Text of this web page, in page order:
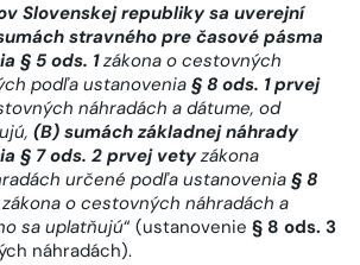
Slovenskej republiky sa uverejní
stravného pre časové pásma
§ 5 ods. 1 zákona o cestovných
podľa ustanovenia§ 8 ods. 1 prvej
náhradách a dátume, od
(B) sumách základnej náhrady
§ 7 ods. 2 prvej vety zákona
určené podľa ustanovenia § 8
zákona o cestovných náhradách a
sa uplatňujú“ (ustanovenie § 8 ods. 3
náhradách).